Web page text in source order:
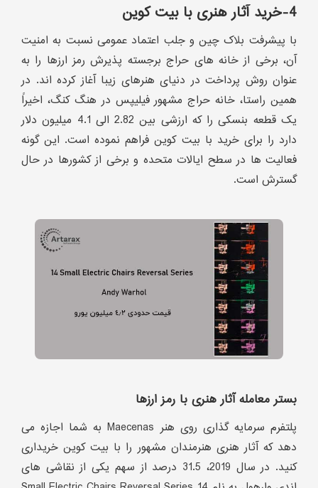
4-خرید آثار هنری با بیت کوین
با پیشرفت بلاک چین و جلب اعتماد عمومی نسبت به امنیت
آن، برخی از خانه های حراج برجسته پذیرش رمز ارزها را به
عنوان روش پرداخت در دنیای هنرهای زیبا آغاز کرده اند. در
همین راستا، خانه حراج مشهور فیلیپس در هنگ کنگ، اخیراً
یک قطعه بنسکی را که ارزشی بین 2.82 الی 4.1 میلیون دلار
دارد را برای خرید با بیت کوین فراهم نموده است. این گونه
فعالیت ها در سطح ایالات متحده و برخی از کشورها در حال
گسترش است.
بستر معامله آثار هنری با رمز ارزها
پلتفرم سرمایه گذاری روی هنر Maecenas به شما اجازه می
دهد که آثار هنری هنرمندان مشهور را با بیت کوین خریداری
کنید. در سال 2019، 31.5 درصد از سهم یکی از نقاشی های